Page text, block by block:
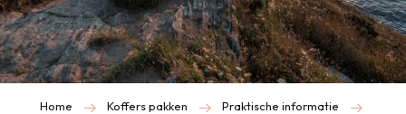
Home Koffers pakken
Praktische informatie